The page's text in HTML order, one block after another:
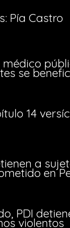
Pía Castro
se
14
a
en
PDI
violentos